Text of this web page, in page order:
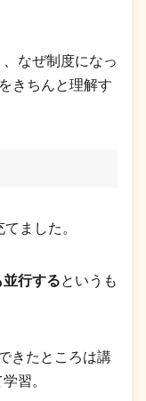
なぜ制度になっ
きちんと理解す
ました。
行するというも
きたところは講
習。